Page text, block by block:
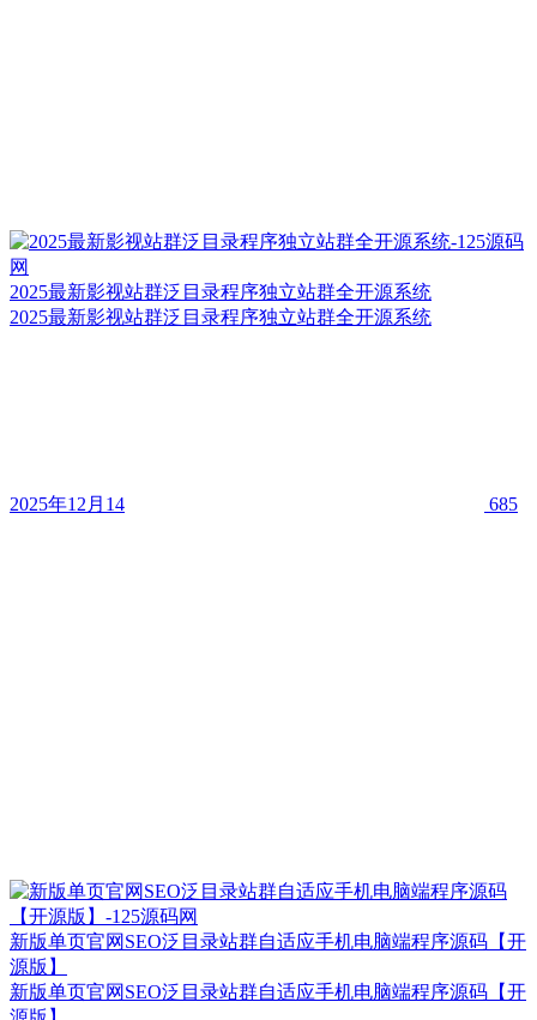
2025最新影视站群泛目录程序独立站群全开源系统
2025最新影视站群泛目录程序独立站群全开源系统
2025年12月14 685
新版单页官网SEO泛目录站群自适应手机电脑端程序源码【开
源版】
新版单页官网SEO泛目录站群自适应手机电脑端程序源码【开